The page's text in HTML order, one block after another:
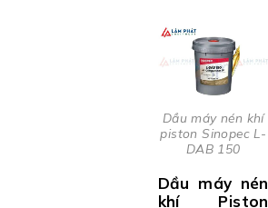
Dầu máy nén khí
piston Sinopec L-
DAB 150
Dầu máy nén
khí Piston